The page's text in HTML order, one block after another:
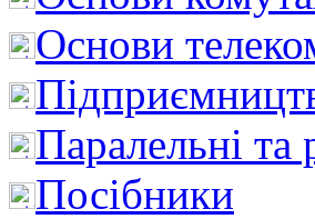
Основи
Паралельні та
Посібники